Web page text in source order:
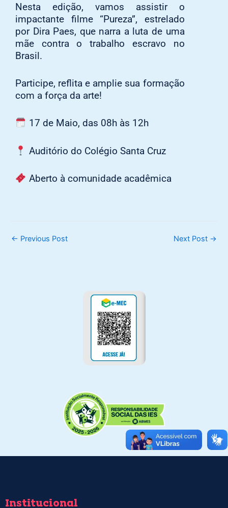
Nesta edição, vamos assistir o
impactante filme “Pureza”, estrelado
por Dira Paes, que narra a luta de uma
mãe contra o trabalho escravo no
Brasil.
Participe, reflita e amplie sua formação
com a força da arte!
17 de Maio, das 08h às 12h
Auditório do Colégio Santa Cruz
Aberto à comunidade acadêmica
← Previous Post Next Post →
Institucional